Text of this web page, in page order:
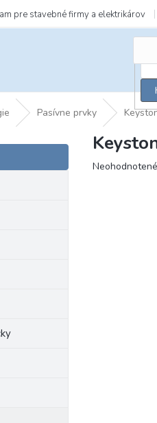
pre stavebné firmy a elektrikárov
Pasívne prvky
Priemerné
Neohodnotené